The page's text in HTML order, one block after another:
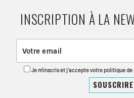
INSCRIPTION À LA
Je m'inscris et j'accepte votre politique